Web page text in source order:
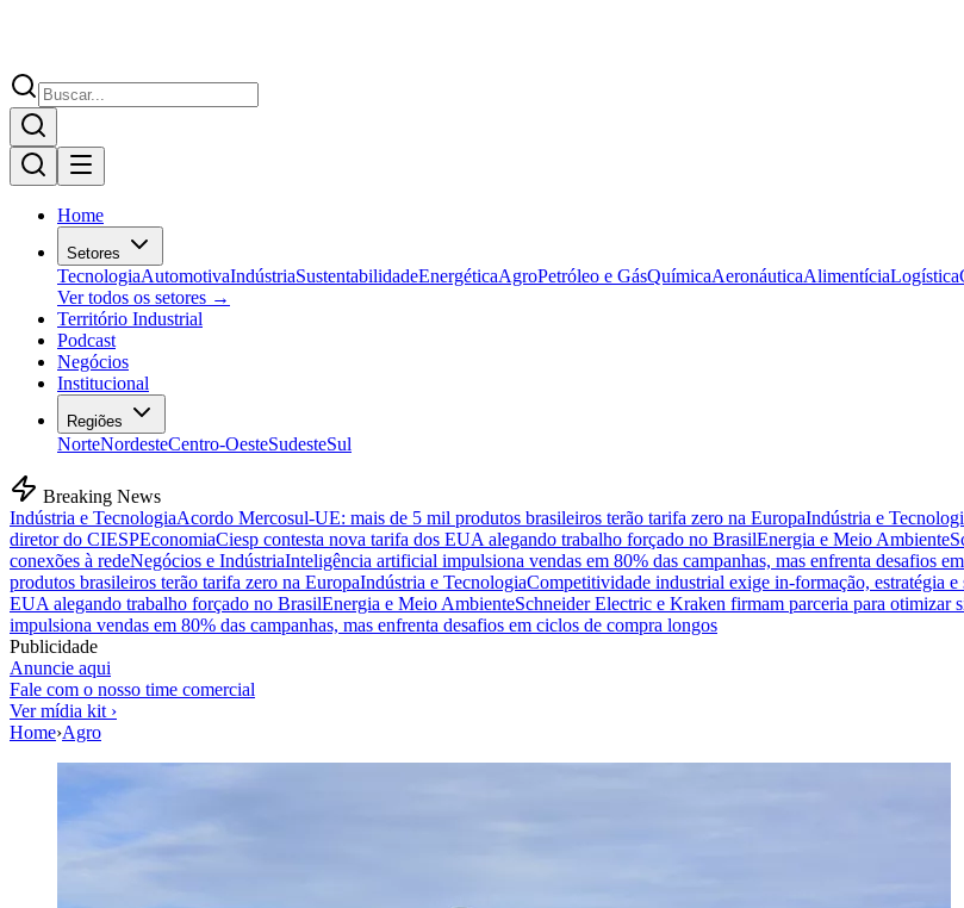
Home
Setores
TecnologiaAutomotivaIndústriaSustentabilidadeEnergéticaAgroPetróleo e GásQuímicaAeronáuticaAlimentíciaLogística
Ver todos os setores →
Território Industrial
Podcast
Negócios
Institucional
Regiões
NorteNordesteCentro-OesteSudesteSul
Breaking News
Indústria e TecnologiaAcordo Mercosul-UE: mais de 5 mil produtos brasileiros terão tarifa zero na EuropaIndústria e
diretor do CIESPEconomiaCiesp contesta nova tarifa dos EUA alegando trabalho forçado no BrasilEnergia e Meio Ambiente
conexões à redeNegócios e IndústriaInteligência artificial impulsiona vendas em 80% das campanhas, mas enfrenta desafios
produtos brasileiros terão tarifa zero na EuropaIndústria e TecnologiaCompetitividade industrial exige in-formação, estratégia
EUA alegando trabalho forçado no BrasilEnergia e Meio AmbienteSchneider Electric e Kraken firmam parceria para otimizar
impulsiona vendas em 80% das campanhas, mas enfrenta desafios em ciclos de compra longos
Publicidade
Anuncie aqui
Fale com o nosso time comercial
Ver mídia kit ›
Home›Agro